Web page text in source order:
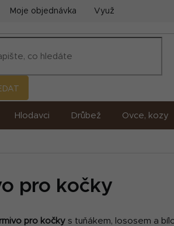
Moje objednávka Využití umělé
Hlodavci Drůbež Ovce, kozy
pro kočky
pro kočky s tuňákem, lososem a